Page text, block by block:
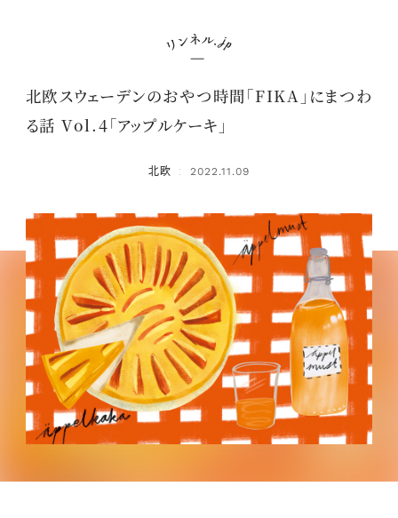
北欧スウェーデンのおやつ時間「FIKA」にまつわ
る話 Vol.4「アップルケーキ」
北欧 ： 2022.11.09